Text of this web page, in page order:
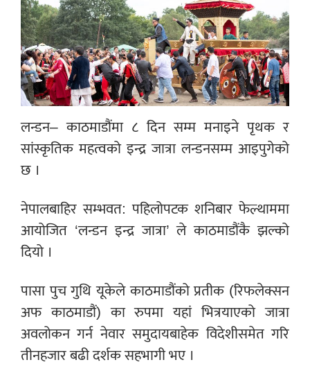
लन्डन– काठमाडौंमा ८ दिन सम्म मनाइने पृथक र
सांस्कृतिक महत्वको इन्द्र जात्रा लन्डनसम्म आइपुगेको
छ ।
नेपालबाहिर सम्भवत: पहिलोपटक शनिबार फेल्थाममा
आयोजित ‘लन्डन इन्द्र जात्रा’ ले काठमाडौंकै झल्को
दियो ।
पासा पुच गुथि यूकेले काठमाडौंको प्रतीक (रिफलेक्सन
अफ काठमाडौं) का रुपमा यहां भित्रयाएको जात्रा
अवलोकन गर्न नेवार समुदायबाहेक विदेशीसमेत गरि
तीनहजार बढी दर्शक सहभागी भए ।